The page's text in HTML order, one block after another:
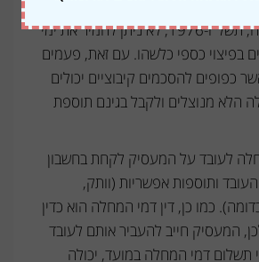
על פי חוק דמי מחלה, תשל"ו-1976, לא ניתן להמיר את ימי
בפיצוי כספי כלשהו. עם זאת, פעמים
כפופים להסכמים קיבוציים יכולים
הלא מנוצלים ולקבל בגינם תוספת
לעובד על המעסיק לקחת בחשבון
ותוספות אפשריות (וותק,
כמו כן, דין דמי המחלה הוא כדין
המעסיק חייב להעביר אותם לעובד
תשלום דמי המחלה במועד, יכולה